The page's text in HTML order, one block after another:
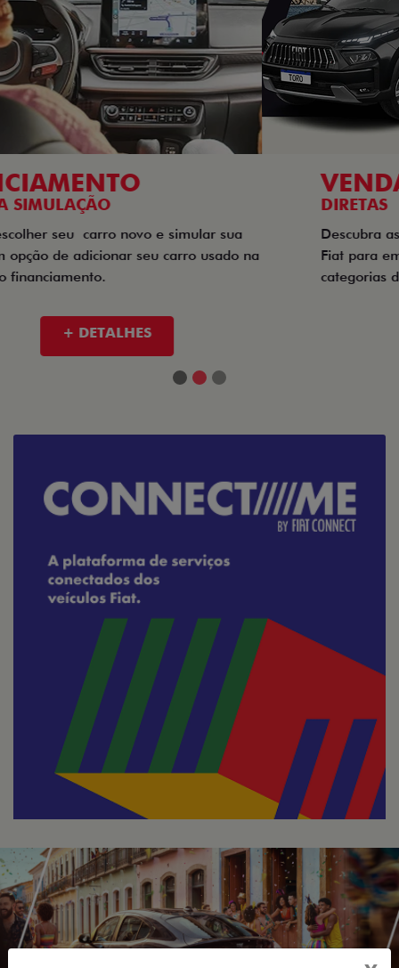
VENDAS
DIRETAS
Descubra as melhores soluções e descontos em um novo
Fiat para empresas, produtores rurais, taxistas e outras
categorias de negócios.